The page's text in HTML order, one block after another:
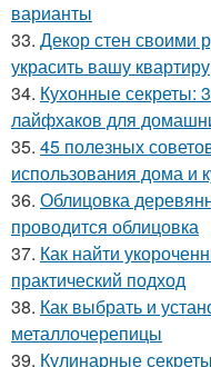
варианты
33. Декор стен своими
украсить вашу квартиру
34. Кухонные секреты:
лайфхаков для
35. 45 полезных
использования дома и
36. Облицовка
проводится облицовка
37. Как найти
практический подход
38. Как выбрать и
металлочерепицы
39. Кулинарные